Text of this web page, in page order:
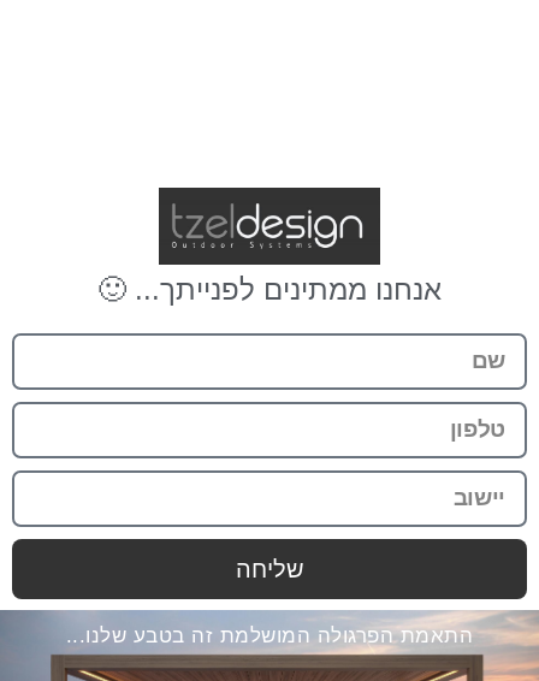
אנחנו ממתינים לפנייתך.
.
.

שליחה
התאמת הפרגולה המושלמת זה בטבע שלנו...